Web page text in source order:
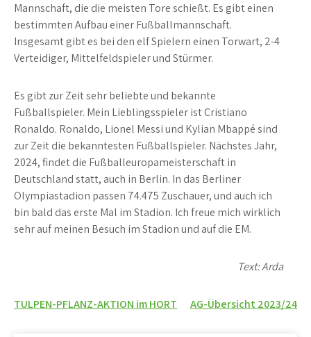
Mannschaft, die die meisten Tore schießt. Es gibt einen
bestimmten Aufbau einer Fußballmannschaft.
Insgesamt gibt es bei den elf Spielern einen Torwart, 2-4
Verteidiger, Mittelfeldspieler und Stürmer.
Es gibt zur Zeit sehr beliebte und bekannte
Fußballspieler. Mein Lieblingsspieler ist Cristiano
Ronaldo. Ronaldo, Lionel Messi und Kylian Mbappé sind
zur Zeit die bekanntesten Fußballspieler. Nächstes Jahr,
2024, findet die Fußballeuropameisterschaft in
Deutschland statt, auch in Berlin. In das Berliner
Olympiastadion passen 74.475 Zuschauer, und auch ich
bin bald das erste Mal im Stadion. Ich freue mich wirklich
sehr auf meinen Besuch im Stadion und auf die EM.
Text: Arda
Beitragsnavigation
TULPEN-PFLANZ-AKTION im HORT AG-Übersicht 2023/24